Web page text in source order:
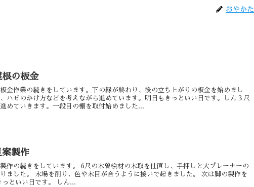
おやかた
根の板金
金作業の続きをしています。下の縁が終わり、後の立ち上がりの板金を始めまし
ハゼのかけ方などを考えながら進めています。明日もきっといい日です。しん３尺
めていきます。一段目の棚を取付始めました...
案製作
作の続きをしています。 6尺の木曽桧材の木取を仕直し、手押しと大プレーナーの
ました。 木場を削り、色や木目が合うように接いで起きました。 次は脚の製作を
といい日です。 しん...